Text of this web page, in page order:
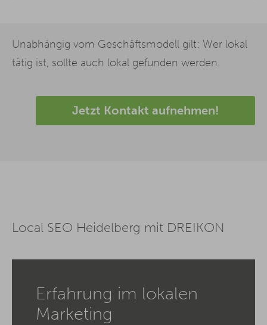
Unabhängig vom Geschäftsmodell gilt: Wer lokal
tätig ist, sollte auch lokal gefunden werden.
Jetzt Kontakt aufnehmen!
Local SEO Heidelberg mit DREIKON
Erfahrung im lokalen
Marketing